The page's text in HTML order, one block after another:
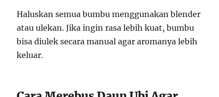
Haluskan semua bumbu menggunakan blender
atau ulekan. Jika ingin rasa lebih kuat, bumbu
bisa diulek secara manual agar aromanya lebih
keluar.